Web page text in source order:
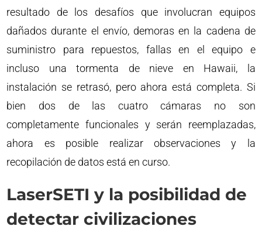
resultado de los desafíos que involucran equipos
dañados durante el envío, demoras en la cadena de
suministro para repuestos, fallas en el equipo e
incluso una tormenta de nieve en Hawaii, la
instalación se retrasó, pero ahora está completa. Si
bien dos de las cuatro cámaras no son
completamente funcionales y serán reemplazadas,
ahora es posible realizar observaciones y la
recopilación de datos está en curso.
LaserSETI y la posibilidad de
detectar civilizaciones